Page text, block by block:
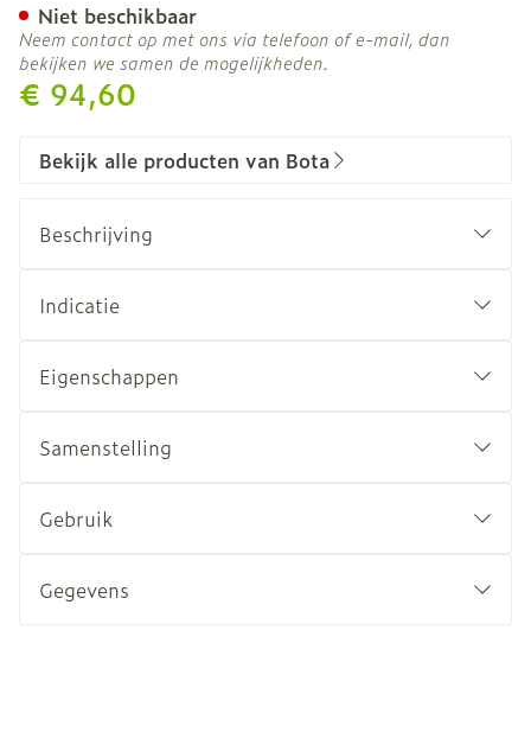
€ 94,60
Niet beschikbaar
Neem contact op met ons via telefoon of e-mail, dan
bekijken we samen de mogelijkheden.
Bekijk alle producten van Bota
Beschrijving
Indicatie
Eigenschappen
Samenstelling
Gebruik
Gegevens